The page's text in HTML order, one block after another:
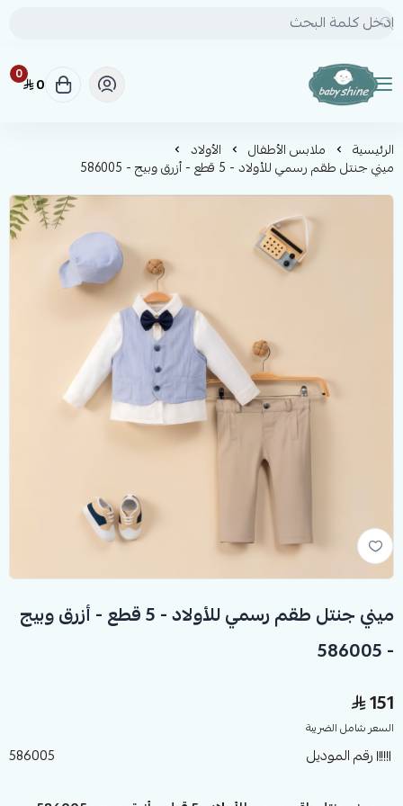
BABY SHINE
0 0
الرئيسية ملابس الأطفال الأولاد
ميني جنتل طقم رسمي للأولاد - 5 قطع - أزرق وبيج - 586005
ميني جنتل طقم رسمي للأولاد - 5 قطع - أزرق وبيج
- 586005
السعر شامل الضريبة
151
رقم الموديل 586005